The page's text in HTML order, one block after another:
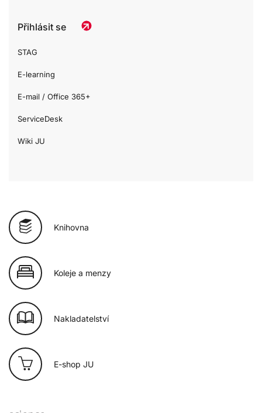
Přihlásit se
STAG
E-learning
E-mail / Office 365+
ServiceDesk
Wiki JU
Knihovna
Koleje a menzy
Nakladatelství
E-shop JU